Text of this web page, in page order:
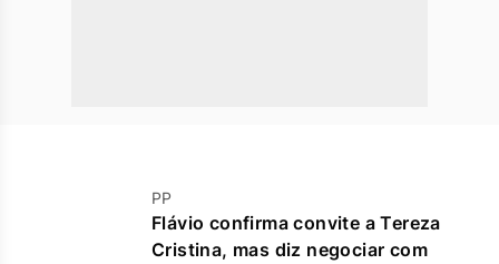
PP
Flávio confirma convite a Tereza
Cristina, mas diz negociar com